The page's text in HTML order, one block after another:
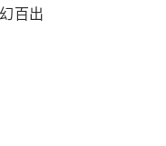
百出